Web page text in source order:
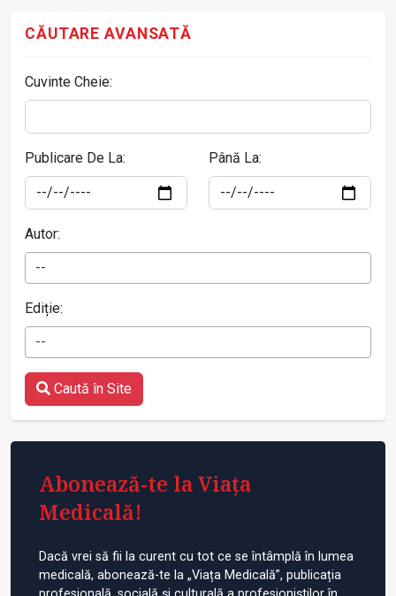
CĂUTARE AVANSATĂ
Cuvinte Cheie:
Publicare De La: Până La:
Autor:
--
Ediție:
--
Caută în Site
Abonează-te la Viața
Medicală!
Dacă vrei să fii la curent cu tot ce se întâmplă în lumea
medicală, abonează-te la „Viața Medicală”, publicația